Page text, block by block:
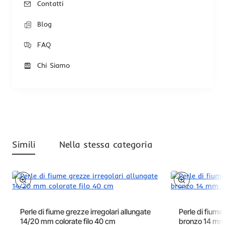
Contatti
Blog
FAQ
Chi Siamo
Simili Nella stessa categoria
Perle di fiume grezze irregolari allungate
14/20 mm colorate filo 40 cm
Perle di
bronzo 14